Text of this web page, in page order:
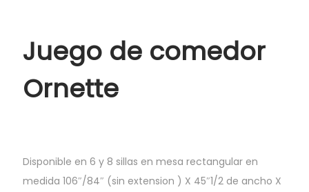
Juego de comedor
Ornette
Disponible en 6 y 8 sillas en mesa rectangular en
medida 106″/84″ (sin extension ) X 45″1/2 de ancho X